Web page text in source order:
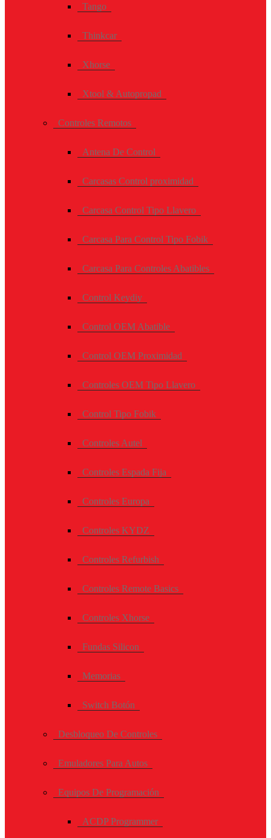
Tango
Thinkcar
Xhorse
Xtool & Autopropad
Controles Remotos
Antena De Control
Carcasas Control proximidad
Carcasa Control Tipo Llavero
Carcasa Para Control Tipo Fobik
Carcasa Para Controles Abatibles
Control Keydiy
Control OEM Abatible
Control OEM Proximidad
Controles OEM Tipo Llavero
Control Tipo Fobik
Controles Autel
Controles Espada Fija
Controles Europa
Controles KYDZ
Controles Refurbish
Controles Remote Basics
Controles Xhorse
Fundas Silicon
Memorias
Switch Botón
Desbloqueo De Controles
Emuladores Para Autos
Equipos De Programación
ACDP Programmer